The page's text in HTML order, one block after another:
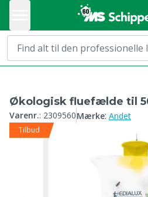
Økologisk fluefælde til
Varenr.: 2309560Mærke: Andet
Tilbud